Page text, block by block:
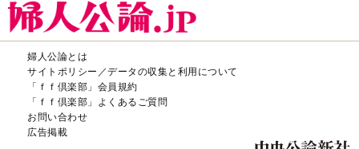
婦人公論とは
サイトポリシー／データの収集と利用について
「ｆｆ倶楽部」会員規約
「ｆｆ倶楽部」よくあるご質問
お問い合わせ
広告掲載